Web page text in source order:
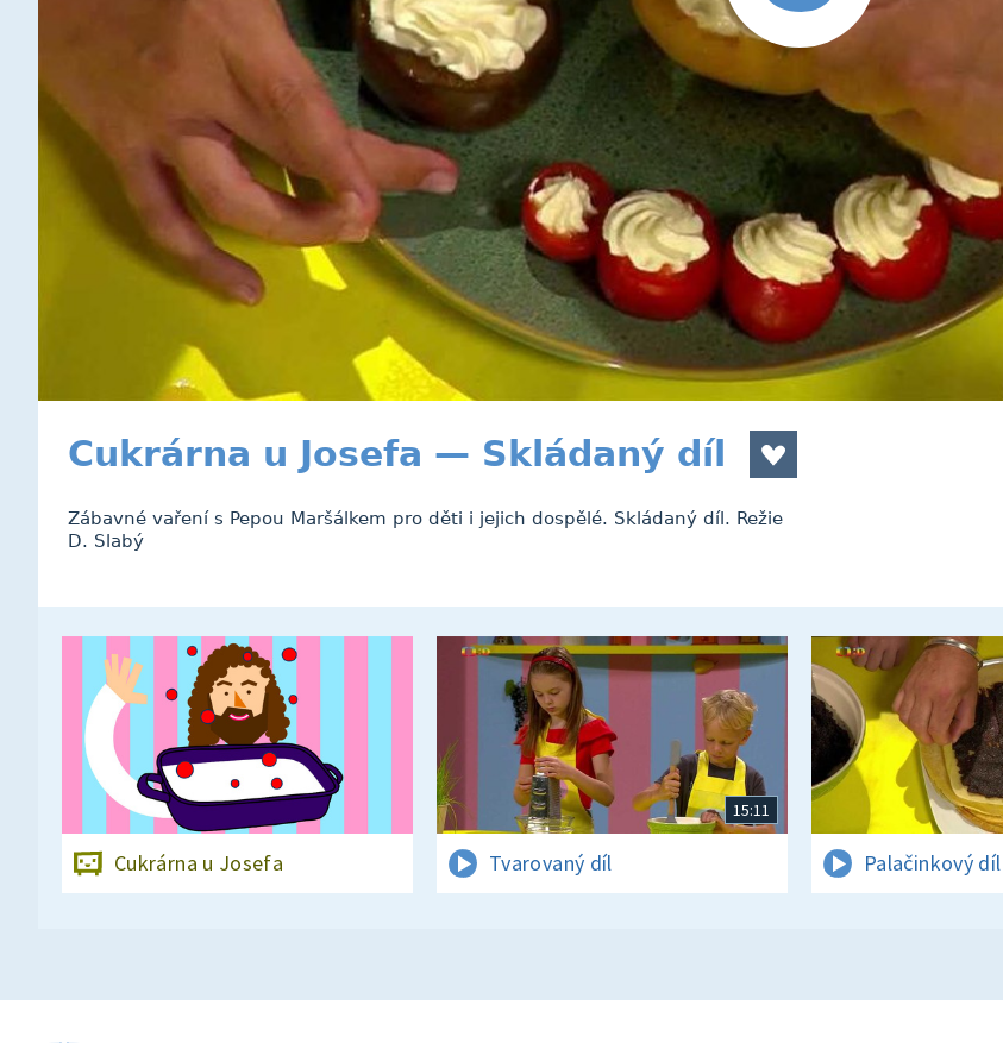
Cukrárna u Josefa — Skládaný díl
Zábavné vaření s Pepou Maršálkem pro děti i jejich dospělé. Skládaný díl. Režie
D. Slabý
Cukrárna u Josefa
15:11
Tvarovaný díl Palačinkový díl